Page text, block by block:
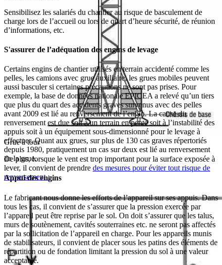
Grue à tour
De plus, lorsque le vent est trop important pour la surface exposée à
lever, il convient de prendre des mesures pour éviter tout risque de
renversement :
Sensibilisez les salariés du chantier au risque de basculement de
charge lors de l’accueil ou lors de quart d’heure sécurité, de réunion
d’informations, etc.
S'assurer de l’adéquation des engins de levage
Certains engins de chantier utilisés en terrain accidenté comme les
pelles, les camions avec grue auxiliaire, les grues mobiles peuvent
aussi basculer si certaines précautions ne sont pas prises. Pour
exemple, la base de données nationale EPICEA a relevé qu’un tiers
que plus du quart des accidents graves survenus avec des pelles
avant 2009 est lié au renversement de l’engin. La cause du
renversement est due soit à un terrain en pente soit à l’instabilité des
appuis soit à un équipement sous-dimensionné pour le levage à
effectuer. Quant aux grues, sur plus de 130 cas graves répertoriés
depuis 1980, pratiquement un cas sur deux est lié au renversement
de la grue.
Appui des engins
Le fabricant nous donne les efforts de l’appareil sur ses appuis. Dans
tous les cas, il convient de s’assurer que la pression exercée par
l’appareil peut être reprise par le sol. On doit s’assurer que les talus,
murs de soutènement, cavités souterraines etc. ne seront pas affectés
par la sollicitation de l’appareil en charge. Pour les appareils munis
de stabilisateurs, il convient de placer sous les patins des éléments de
répartition ou de fondation limitant la pression du sol à une valeur
acceptable.